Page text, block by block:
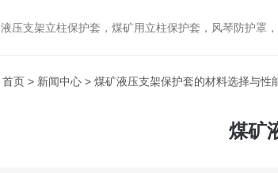
液压支架立柱保护套，煤矿用立柱保护套，风琴防护罩
首页 > 新闻中心 > 煤矿液压支架保护套的材料选择与性
煤矿